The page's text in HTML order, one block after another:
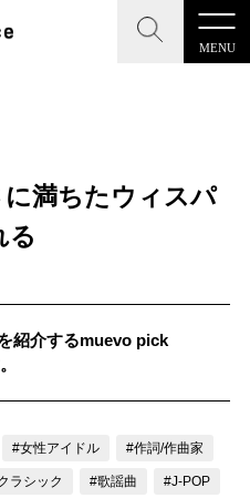
MENU
CLOSE
SSW
CLOSE
特化メディア
満ちたウィスパ
る
紹介するmuevo pick
#女性アイドル #作詞/作曲家
ラシック #歌謡曲 #J-POP